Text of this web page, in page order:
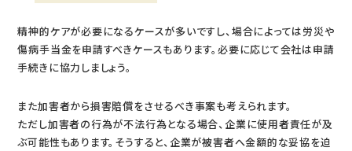
精神的ケアが必要になるケースが多いですし、場合によっては労災や
傷病手当金を申請すべきケースもあります。必要に応じて会社は申請
手続きに協力しましょう。
また加害者から損害賠償をさせるべき事案も考えられます。
ただし加害者の行為が不法行為となる場合、企業に使用者責任が及
ぶ可能性もあります。そうすると、企業が被害者へ金額的な妥協を迫